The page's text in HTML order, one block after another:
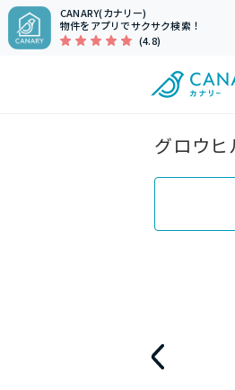
CANARY(カナリー)
物件をアプリでサクサク検索！
(4.8)
グロウ